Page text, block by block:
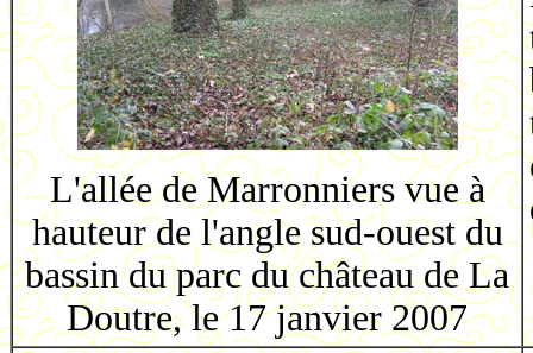
L'allée de Marronniers vue à
hauteur de l'angle sud-ouest du
bassin du parc du château de La
Doutre, le 17 janvier 2007